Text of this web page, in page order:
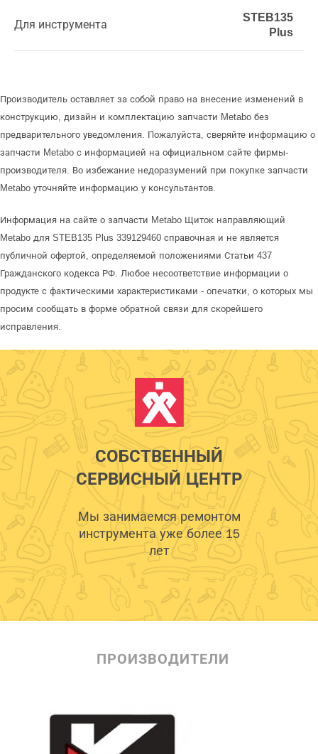
Для инструмента
STEB135
Plus
Производитель оставляет за собой право на внесение изменений в
конструкцию, дизайн и комплектацию запчасти Metabo без
предварительного уведомления. Пожалуйста, сверяйте информацию о
запчасти Metabo с информацией на официальном сайте фирмы-
производителя. Во избежание недоразумений при покупке запчасти
Metabo уточняйте информацию у консультантов.
Информация на сайте о запчасти Metabo Щиток направляющий
Metabo для STEB135 Plus 339129460 справочная и не является
публичной офертой, определяемой положениями Статьи 437
Гражданского кодекса РФ. Любое несоответствие информации о
продукте с фактическими характеристиками - опечатки, о которых мы
просим сообщать в форме обратной связи для скорейшего
исправления.
СОБСТВЕННЫЙ
СЕРВИСНЫЙ ЦЕНТР
Мы занимаемся ремонтом
инструмента уже более 15
лет
ПРОИЗВОДИТЕЛИ